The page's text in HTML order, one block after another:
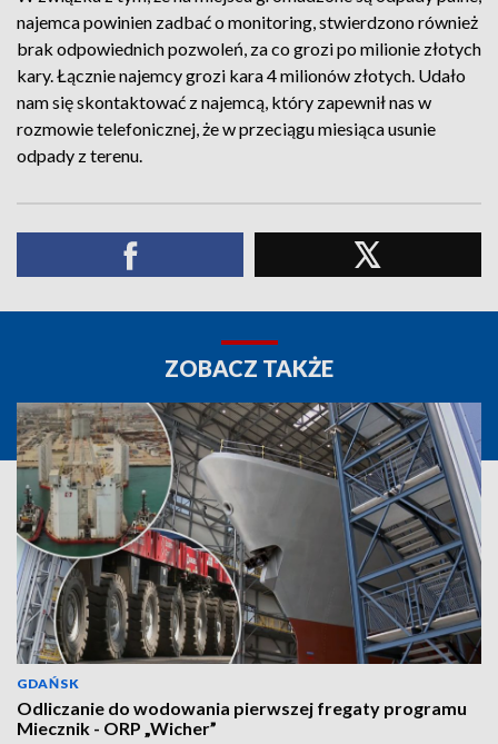
najemca powinien zadbać o monitoring, stwierdzono również
brak odpowiednich pozwoleń, za co grozi po milionie złotych
kary. Łącznie najemcy grozi kara 4 milionów złotych. Udało
nam się skontaktować z najemcą, który zapewnił nas w
rozmowie telefonicznej, że w przeciągu miesiąca usunie
odpady z terenu.
ZOBACZ TAKŻE
GDAŃSK
Odliczanie do wodowania pierwszej fregaty programu
Miecznik - ORP „Wicher”